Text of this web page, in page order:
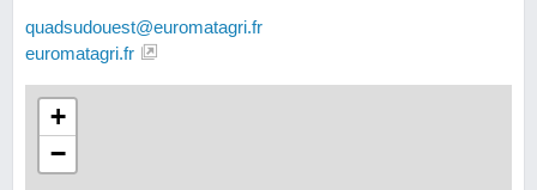
quadsudouest@euromatagri.fr
euromatagri.fr
+
−